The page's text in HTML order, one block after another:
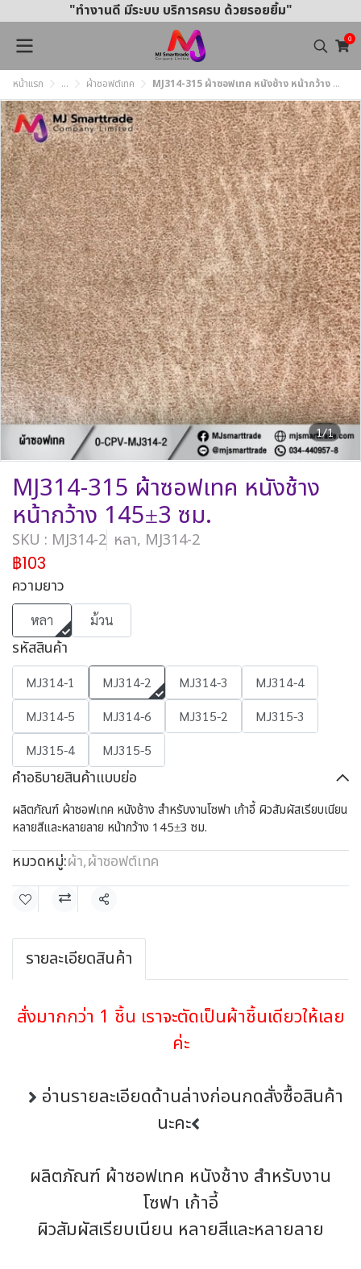
"ทำงานดี มีระบบ บริการครบ ด้วยรอยยิ้ม"
0
หน้าแรก ... ผ้าซอฟต์เทค MJ314-315 ผ้าซอฟเทค หนังช้าง หน้ากว้าง 145±3 ซม.
1/1
MJ314-315 ผ้าซอฟเทค หนังช้าง
หน้ากว้าง 145±3 ซม.
SKU : MJ314-2 หลา, MJ314-2
฿103
ความยาว
หลา ม้วน
รหัสสินค้า
MJ314-1 MJ314-2 MJ314-3
MJ314-4
MJ314-5
MJ314-6 MJ315-2
MJ315-3
MJ315-4
MJ315-5
คำอธิบายสินค้าแบบย่อ
ผลิตภัณฑ์ ผ้าซอฟเทค หนังช้าง สำหรับงานโซฟา เก้าอี้ ผิวสัมผัสเรียบเนียน
หลายสีและหลายลาย หน้ากว้าง 145±3 ซม.
หมวดหมู่:ผ้า,ผ้าซอฟต์เทค
แชร์
รายละเอียดสินค้า
สั่งมากกว่า 1 ชิ้น เราจะตัดเป็นผ้าชิ้นเดียวให้เลย
ค่ะ
อ่านรายละเอียดด้านล่างก่อนกดสั่งซื้อสินค้า
นะคะ
ผลิตภัณฑ์ ผ้าซอฟเทค หนังช้าง สำหรับงาน
โซฟา เก้าอี้
ผิวสัมผัสเรียบเนียน หลายสีและหลายลาย